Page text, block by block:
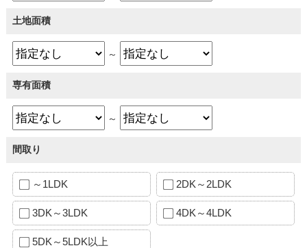
土地面積
～
専有面積
～
間取り
～1LDK 2DK～2LDK
3DK～3LDK 4DK～4LDK
5DK～5LDK以上